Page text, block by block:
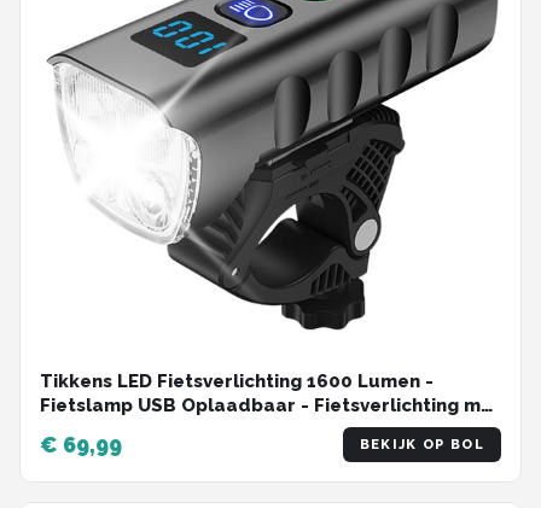
Tikkens LED Fietsverlichting 1600 Lumen -
Fietslamp USB Oplaadbaar - Fietsverlichting met
Powerbank - Voorlicht MTB & Racefiets
Verlichting - Waterdicht Fietslicht
€ 69,99 BEKIJK OP BOL